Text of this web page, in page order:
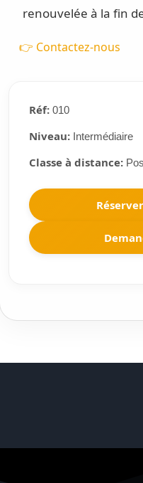
renouvelée à la fin
👉 Contactez-nous
Réf:010
Niveau:Intermédiaire
Classe à distance: